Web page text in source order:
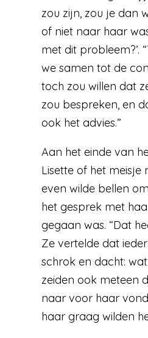
zou zijn, zou je dan
of niet naar haar
met dit probleem?’.
we samen tot de
toch zou willen dat
zou bespreken, en
ook het advies.”
Aan het einde van
Lisette of het meisje
even wilde bellen
het gesprek met
gegaan was. “Dat
Ze vertelde dat
schrok en dacht:
zeiden ook meteen
naar voor haar
haar graag wilden